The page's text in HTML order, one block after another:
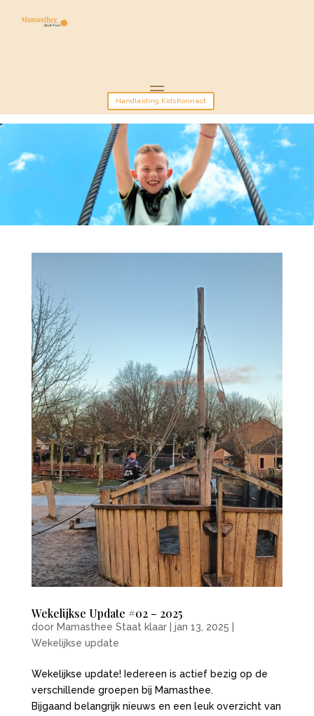
Handleiding KidsKonnect
Wekelijkse Update #02 – 2025
door Mamasthee Staat klaar| jan 13, 2025
Wekelijkse update
Wekelijkse update! Iedereen is actief bezig op de
verschillende groepen bij Mamasthee.
Bijgaand belangrijk nieuws en een leuk overzicht van